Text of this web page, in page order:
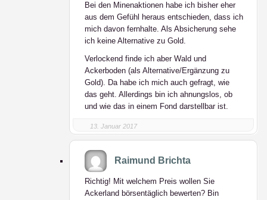
Bei den Minenaktionen habe ich bisher eher
aus dem Gefühl heraus entschieden, dass ich
mich davon fernhalte. Als Absicherung sehe
ich keine Alternative zu Gold.
Verlockend finde ich aber Wald und
Ackerboden (als Alternative/Ergänzung zu
Gold). Da habe ich mich auch gefragt, wie
das geht. Allerdings bin ich ahnungslos, ob
und wie das in einem Fond darstellbar ist.
13. Januar 2017
Raimund Brichta
Richtig! Mit welchem Preis wollen Sie
Ackerland börsentäglich bewerten? Bin